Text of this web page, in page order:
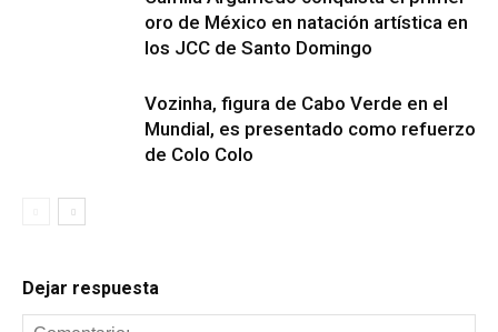
oro de México en natación artística en
los JCC de Santo Domingo
Vozinha, figura de Cabo Verde en el
Mundial, es presentado como refuerzo
de Colo Colo
Dejar respuesta